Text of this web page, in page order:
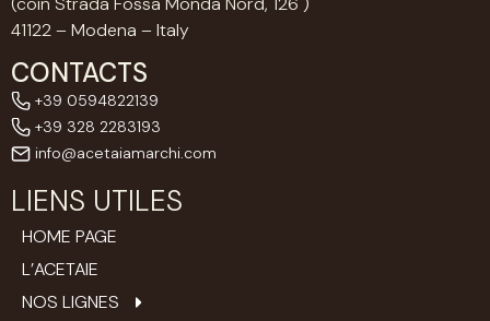
41122 – Modena – Italy
CONTACTS
+39 0594822139
+39 328 2283193
info@acetaiamarchi.com
LIENS UTILES
HOME PAGE
L’ACETAIE
NOS LIGNES